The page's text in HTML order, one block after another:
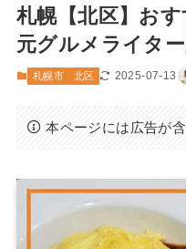
札幌【北区】お
元グルメライタ
札幌市 北区 2025-07-13
本ページには広告が